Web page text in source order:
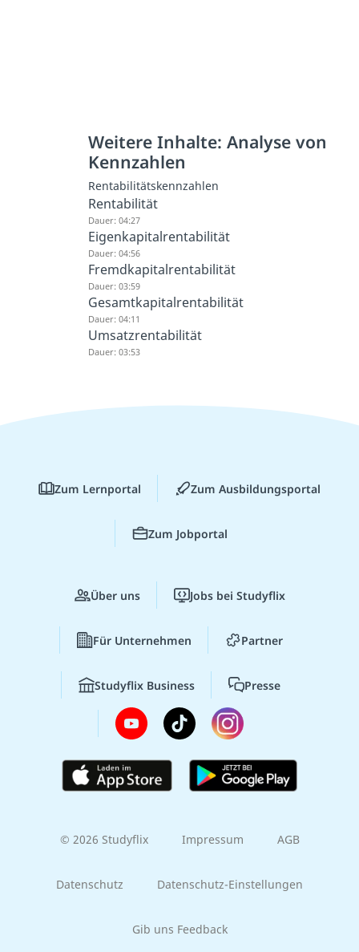
Weitere Inhalte: Analyse von
Kennzahlen
Rentabilitätskennzahlen
Rentabilität
Dauer: 04:27
Eigenkapitalrentabilität
Dauer: 04:56
Fremdkapitalrentabilität
Dauer: 03:59
Gesamtkapitalrentabilität
Dauer: 04:11
Umsatzrentabilität
Dauer: 03:53
Zum Lernportal Zum Ausbildungsportal
Zum Jobportal
Über uns Jobs bei Studyflix
Für Unternehmen Partner
Studyflix Business Presse
© 2026 Studyflix Impressum AGB
Datenschutz Datenschutz-Einstellungen
Gib uns Feedback